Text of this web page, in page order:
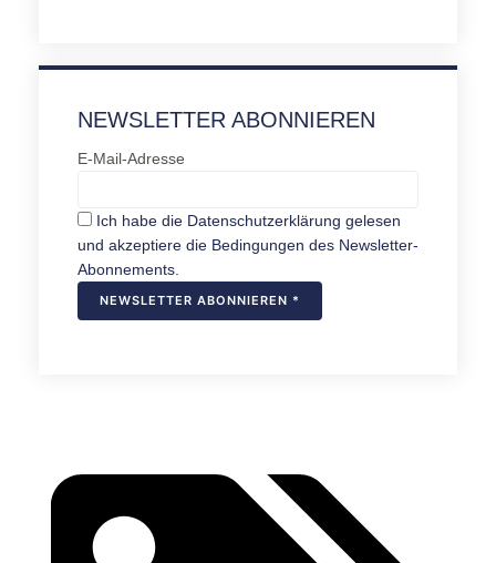
NEWSLETTER ABONNIEREN
E-Mail-Adresse
Ich habe die Datenschutzerklärung gelesen
und akzeptiere die Bedingungen des Newsletter-
Abonnements.